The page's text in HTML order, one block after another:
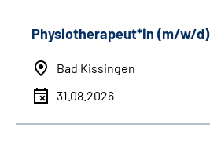
Physiotherapeut*in (m/w/d)
Bad Kissingen
31.08.2026